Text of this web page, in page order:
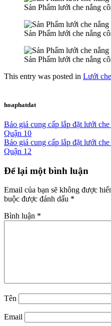
Sản Phẩm lưới che nắng
Sản Phẩm lưới che nắng
Sản Phẩm lưới che nắng
This entry was posted in Lưới
hoaphatdat
Báo giá cung cấp lắp đặt lưới
Quận 10
Báo giá cung cấp lắp đặt lưới
Quận 12
Để lại một bình luận
Email của bạn sẽ không được
buộc được đánh dấu *
Bình luận *
Tên
Email